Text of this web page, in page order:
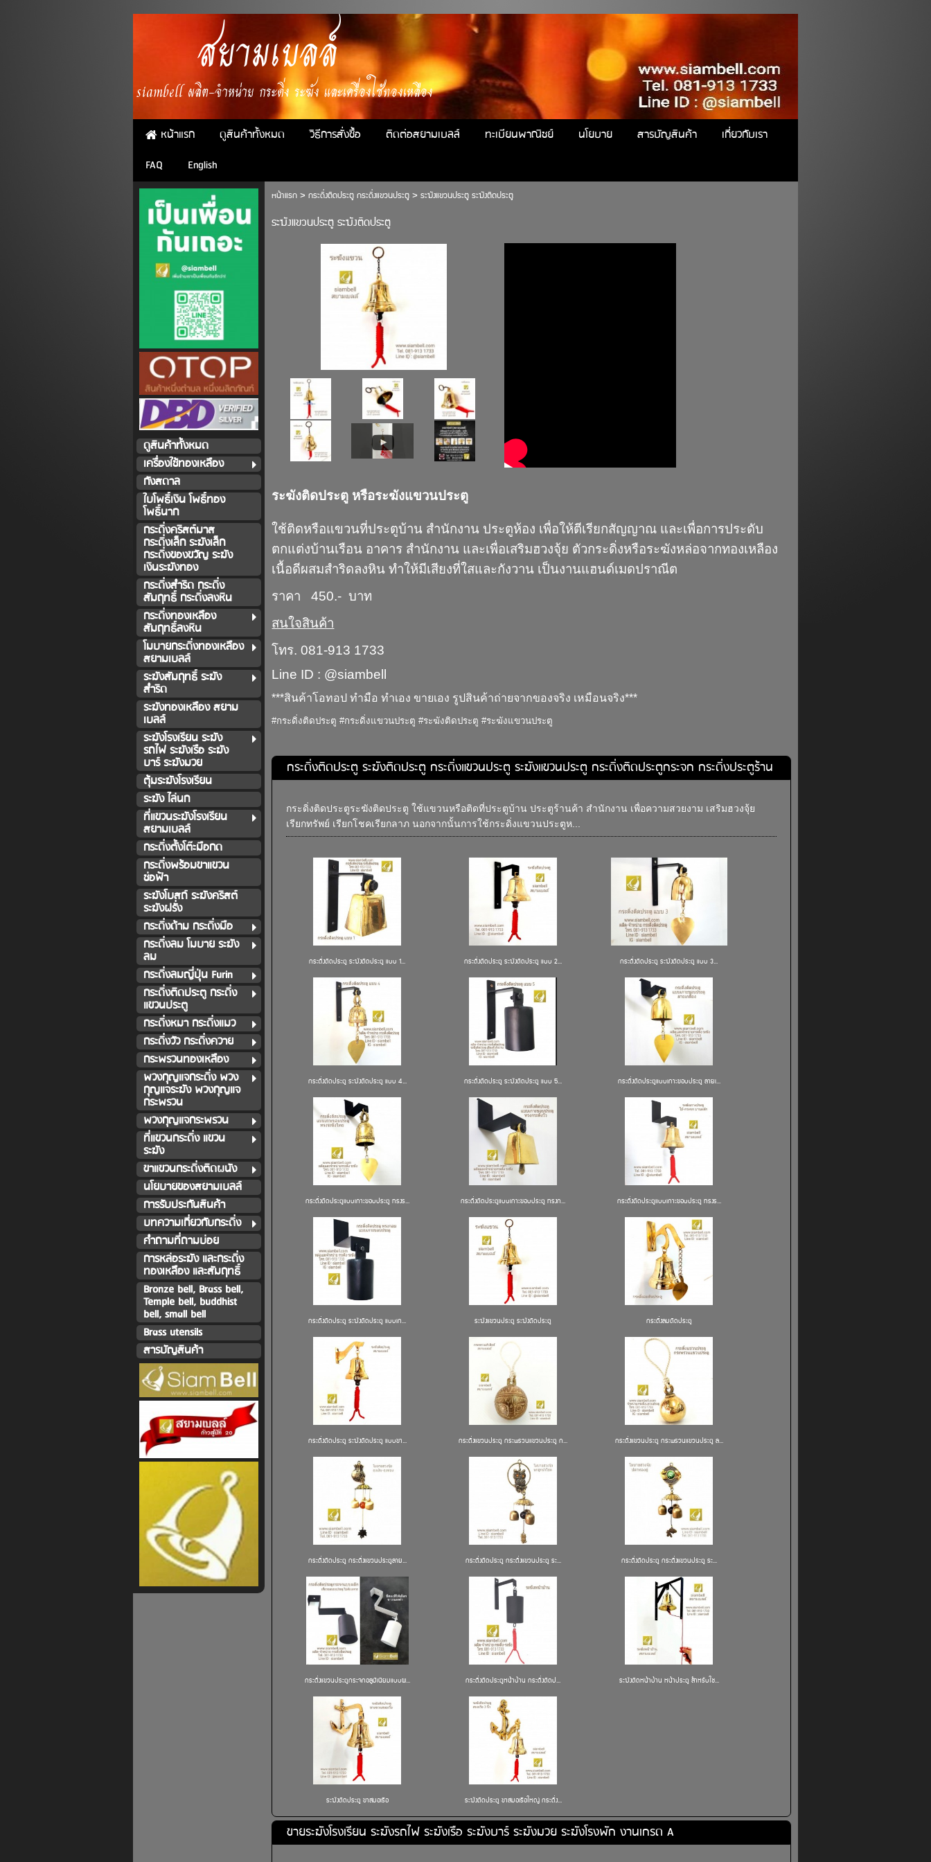
สยามเบลล์
siambell ผลิต-จำหน่าย กระดิ่ง ระฆัง และเครื่องใช้ทองเหลือง
หน้าแรก ดูสินค้าทั้งหมด วิธีการสั่งซื้อ ติดต่อสยามเบลล์ ทะเบียนพาณิชย์ นโยบาย สารบัญสินค้า
เกี่ยวกับเรา
FAQ
English
ดูสินค้าทั้งหมด
เครื่องใช้ทองเหลือง
กังสดาล
ใบโพธิ์เงิน โพธิ์ทอง
โพธิ์นาก
กระดิ่งคริสต์มาส
กระดิ่งเล็ก ระฆังเล็ก
กระดิ่งของขวัญ ระฆัง
เงินระฆังทอง
กระดิ่งสำริด กระดิ่ง
สัมฤทธิ์ กระดิ่งลงหิน
กระดิ่งทองเหลือง
สัมฤทธิ์ลงหิน
โมบายกระดิ่งทองเหลือง
สยามเบลล์
ระฆังสัมฤทธิ์ ระฆัง
สำริด
ระฆังทองเหลือง สยาม
เบลล์
ระฆังโรงเรียน ระฆัง
รถไฟ ระฆังเรือ ระฆัง
บาร์ ระฆังมวย
ตุ้มระฆังโรงเรียน
ระฆัง ไล่นก
ที่แขวนระฆังโรงเรียน
สยามเบลล์
กระดิ่งตั้งโต๊ะมือกด
กระดิ่งพร้อมขาแขวน
ช่อฟ้า
ระฆังโบสถ์ ระฆังคริสต์
ระฆังฝรั่ง
กระดิ่งด้าม กระดิ่งมือ
กระดิ่งลม โมบาย ระฆัง
ลม
กระดิ่งลมญี่ปุ่น Furin
กระดิ่งติดประตู กระดิ่ง
แขวนประตู
กระดิ่งหมา กระดิ่งแมว
กระดิ่งวัว กระดิ่งควาย
กระพรวนทองเหลือง
พวงกุญแจกระดิ่ง พวง
กุญแจระฆัง พวงกุญแจ
กระพรวน
พวงกุญแจกระพรวน
ที่แขวนกระดิ่ง แขวน
ระฆัง
ขาแขวนกระดิ่งติดผนัง
นโยบายของสยามเบลล์
การรับประกันสินค้า
บทความเกี่ยวกับกระดิ่ง
คำถามที่ถามบ่อย
การหล่อระฆัง และกระดิ่ง
ทองเหลืิอง และสัมฤทธิ์
Bronze bell, Brass bell,
Temple bell, buddhist
bell, small bell
Brass utensils
สารบัญสินค้า
หน้าแรก> กระดิ่งติดประตู กระดิ่งแขวนประตู> ระฆังแขวนประตู ระฆังติดประตู
ระฆังแขวนประตู ระฆังติดประตู
ระฆังติดประตู หรือระฆังแขวนประตู
ใช้ติดหรือแขวนที่ประตูบ้าน สำนักงาน ประตูห้อง เพื่อให้ตีเรียกสัญญาณ และเพื่อการประดับ
ตกแต่งบ้านเรือน อาคาร สำนักงาน และเพื่อเสริมฮวงจุ้ย ตัวกระดิ่งหรือระฆังหล่อจากทองเหลือง
เนื้อดีผสมสำริดลงหิน ทำให้มีเสียงที่ใสและกังวาน เป็นงานแฮนด์เมดปราณีต
ราคา 450.- บาท
สนใจสินค้า
โทร. 081-913 1733
Line ID : @siambell
***สินค้าโอทอป ทำมือ ทำเอง ขายเอง รูปสินค้าถ่ายจากของจริง เหมือนจริง***
#กระดิ่งติดประตู #กระดิ่งแขวนประตู #ระฆังติดประตู #ระฆังแขวนประตู
กระดิ่งติดประตู ระฆังติดประตู กระดิ่งแขวนประตู ระฆังแขวนประตู กระดิ่งติดประตูกระจก กระดิ่งประตูร้าน
กระดิ่งติดประตูระฆังติดประตู ใช้แขวนหรือติดที่ประตูบ้าน ประตูร้านค้า สำนักงาน เพื่อความสวยงาม เสริมฮวงจุ้ย
เรียกทรัพย์ เรียกโชคเรียกลาภ นอกจากนั้นการใช้กระดิ่งแขวนประตูห...
กระดิ่งติดประตู ระฆังติดประตู แบบ 1... กระดิ่งติดประตู ระฆังติดประตู แบบ 2... กระดิ่งติดประตู ระฆังติดประตู แบบ 3...
กระดิ่งติดประตู ระฆังติดประตู แบบ 4... กระดิ่งติดประตู ระฆังติดประตู แบบ 5... กระดิ่งติดประตูแบบเกาะขอบประตู ลายเ...
กระดิ่งติดประตูแบบเกาะขอบประตู ทรงร... กระดิ่งติดประตูแบบเกาะขอบประตู ทรงก... กระดิ่งติดประตูแบบเกาะขอบประตู ทรงร...
กระดิ่งติดประตู ระฆังติดประตู แบบเก... ระฆังแขวนประตู ระฆังติดประตู กระดิ่งลมติดประตู
กระดิ่งติดประตู ระฆังติดประตู แบบขา... กระดิ่งแขวนประตู กระพรวนแขวนประตู ก... กระดิ่งแขวนประตู กระพรวนแขวนประตู ล...
กระดิ่งติดประตู กระดิ่งแขวนประตูลาย... กระดิ่งติดประตู กระดิ่งแขวนประตู ระ... กระดิ่งติดประตู กระดิ่งแขวนประตู ระ...
กระดิ่งแขวนประตูกระจกอลูมิเนียมแบบผ... กระดิ่งติดประตูหน้าบ้าน กระดิ่งติดป... ระฆังติดหน้าบ้าน หน้าประตู สำหรับใช...
ระฆังติดประตู ขาสมอเรือ ระฆังติดประตู ขาสมอเรือใหญ่ กระดิ่ง...
ขายระฆังโรงเรียน ระฆังรถไฟ ระฆังเรือ ระฆังบาร์ ระฆังมวย ระฆังโรงพัก งานเกรด A